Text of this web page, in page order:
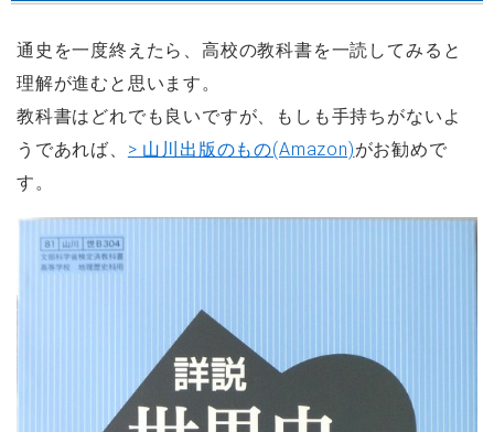
通史を一度終えたら、高校の教科書を一読してみると
理解が進むと思います。
教科書はどれでも良いですが、もしも手持ちがないよ
うであれば、 > 山川出版のもの(Amazon)がお勧めで
す。